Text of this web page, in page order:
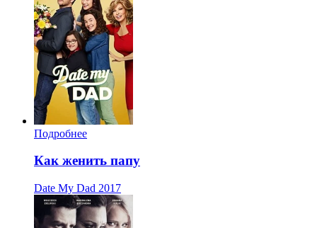
Подробнее
Как женить папу
Date My Dad 2017